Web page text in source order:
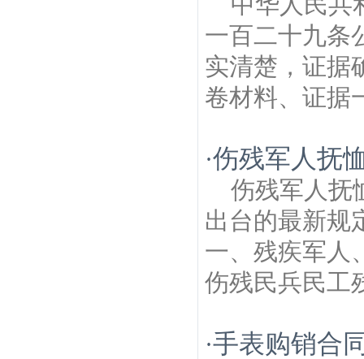
一百二十九条
实清楚，证据
卷材料、证据
·伤残军人抚
伤残军人抚
出台的最新规
一、残疾军人
伤残民兵民工
·手表购销合